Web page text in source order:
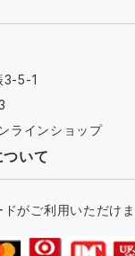
3-5-1
ラインショップ
いて
がご利用いただけま